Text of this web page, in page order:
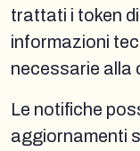
trattati i token
informazioni
necessarie alla
Le notifiche
aggiornamenti